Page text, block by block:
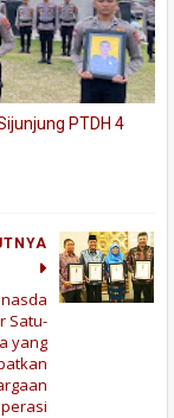
PTDH 4
Satu-
yang